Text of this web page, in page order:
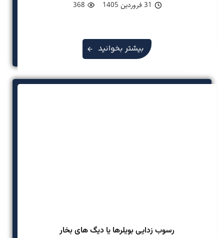
31 فروردین 1405 368
بیشتر بخوانید
رسوب زدایی بویلرها یا دیگ های بخار